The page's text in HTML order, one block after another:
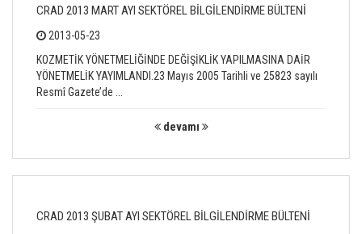
CRAD 2013 MART AYI SEKTÖREL BİLGİLENDİRME BÜLTENİ
2013-05-23
KOZMETİK YÖNETMELİĞİNDE DEĞİŞİKLİK YAPILMASINA DAİR
YÖNETMELİK YAYIMLANDI.23 Mayıs 2005 Tarihli ve 25823 sayılı
Resmî Gazete’de ...
devamı
CRAD 2013 ŞUBAT AYI SEKTÖREL BİLGİLENDİRME BÜLTENİ